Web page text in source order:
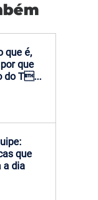
que é,
que
do T...
que
a dia